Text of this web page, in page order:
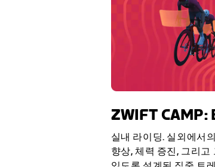
ZWIFT CAMP:
실내 라이딩. 실외에서
향상, 체력 증진, 그리